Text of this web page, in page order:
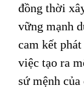
đồng thời
vững mạnh
cam kết
việc tạo ra
sứ mệnh